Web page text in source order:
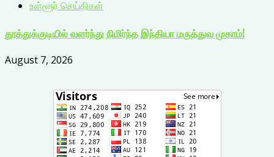
உள்ளூர் செய்திகள்
தூத்துக்குடியில் வளர்ந்து நிமிர்ந்த இந்தியா மருத்துவ முகாம்!
August 7, 2026